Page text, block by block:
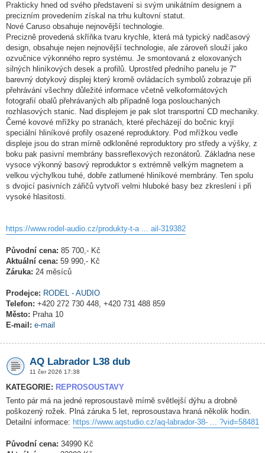
Prakticky hned od svého představení si svým unikátním designem a
precizním provedením získal na trhu kultovní statut.
Nové Caruso obsahuje nejnovější technologie.
Precizně provedená skříňka tvaru krychle, která má typický nadčasový
design, obsahuje nejen nejnovější technologie, ale zároveň slouží jako
ozvučnice výkonného repro systému. Je smontovaná z eloxovaných
silných hliníkových desek a profilů. Uprostřed předního panelu je 7"
barevný dotykový displej který kromě ovládacích symbolů zobrazuje při
přehrávání všechny důležité informace včetně velkoformátových
fotografií obalů přehrávaných alb případně loga poslouchaných
rozhlasových stanic. Nad displejem je pak slot transportní CD mechaniky.
Černé kovové mřížky po stranách, které přecházejí do bočnic kryjí
speciální hliníkové profily osazené reproduktory. Pod mřížkou vedle
displeje jsou do stran mírně odkloněné reproduktory pro středy a výšky, z
boku pak pasivní membrány bassreflexových rezonátorů. Základna nese
vysoce výkonný basový reproduktor s extrémně velkým magnetem a
velkou výchylkou tuhé, dobře zatlumené hliníkové membrány. Ten spolu
s dvojicí pasivních zářičů vytvoří velmi hluboké basy bez zkreslení i při
vysoké hlasitosti.
https://www.rodel-audio.cz/produkty-t-a ... ail-319382
Původní cena: 85 700,- Kč
Aktuální cena: 59 990,- Kč
Záruka: 24 měsíců
Prodejce: RODEL - AUDIO
Telefon: +420 272 730 448, +420 731 488 859
Město: Praha 10
E-mail: e-mail
AQ Labrador L38 dub
11 čer 2026 17:38
KATEGORIE: REPROSOUSTAVY
Tento pár má na jedné reprosoustavě mírně světlejší dýhu a drobně
poškozený rožek. Plná záruka 5 let, reprosoustava hraná několik hodin.
Detailní informace: https://www.aqstudio.cz/aq-labrador-38- ... ?vid=58481
Původní cena: 34990 Kč